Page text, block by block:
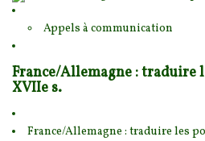
Appels à communication
France/Allemagne : traduire
XVIIe s.
France/Allemagne : traduire les